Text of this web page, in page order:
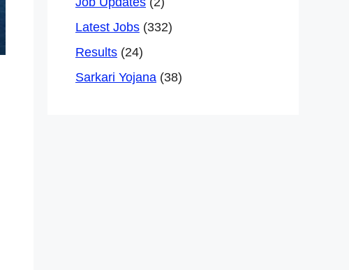
Latest Jobs (332)
Results (24)
Sarkari Yojana (38)